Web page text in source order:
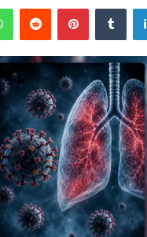
لينكدإن بينتيريست